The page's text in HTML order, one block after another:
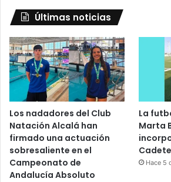
Últimas noticias
Los nadadores del Club
Natación Alcalá han
firmado una actuación
sobresaliente en el
Campeonato de
Andalucía Absoluto
La
Marta
Hace 5